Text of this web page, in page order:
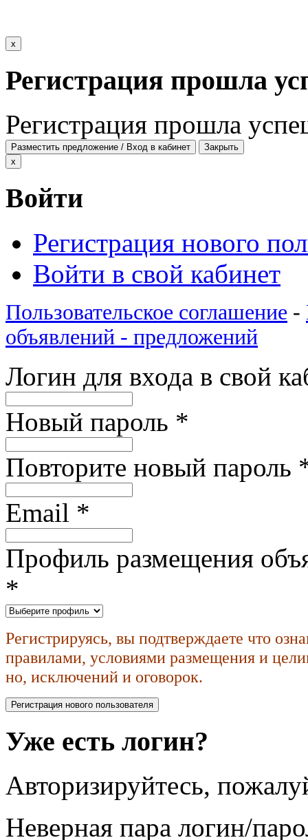
x
Регистрация прошла
Регистрация прошла
Разместить предложение / Вход в кабинет
Закрыть
x
Войти
Регистрация нового
Войти в свой кабинет
Пользовательское соглашение -
объявлений - предложений
Логин для входа в свой
Новый пароль *
Повторите новый пароль
Email *
Профиль размещения
*
Регистрируясь, вы подтверждаете что
правилами, условиями размещения и
но, исключений и оговорок.
Уже есть логин?
Авторизируйтесь,
Неверная пара логин/